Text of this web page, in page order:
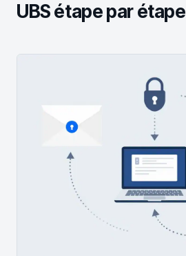
UBS étape par étape